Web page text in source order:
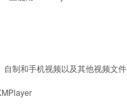
制和手机视频以及其他视频文件